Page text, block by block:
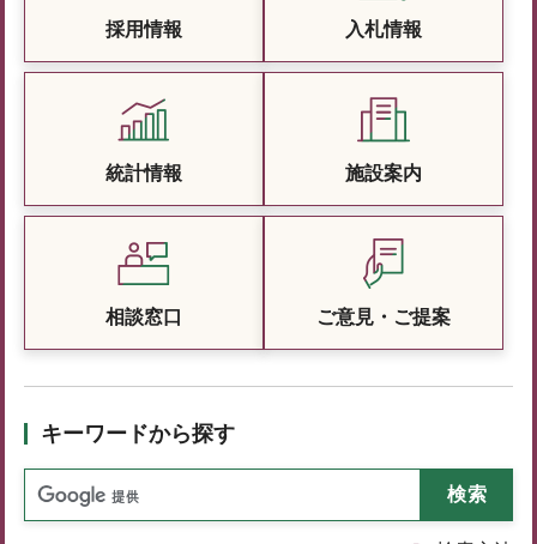
採用情報 入札情報
統計情報 施設案内
相談窓口 ご意見・ご提案
キーワードから探す